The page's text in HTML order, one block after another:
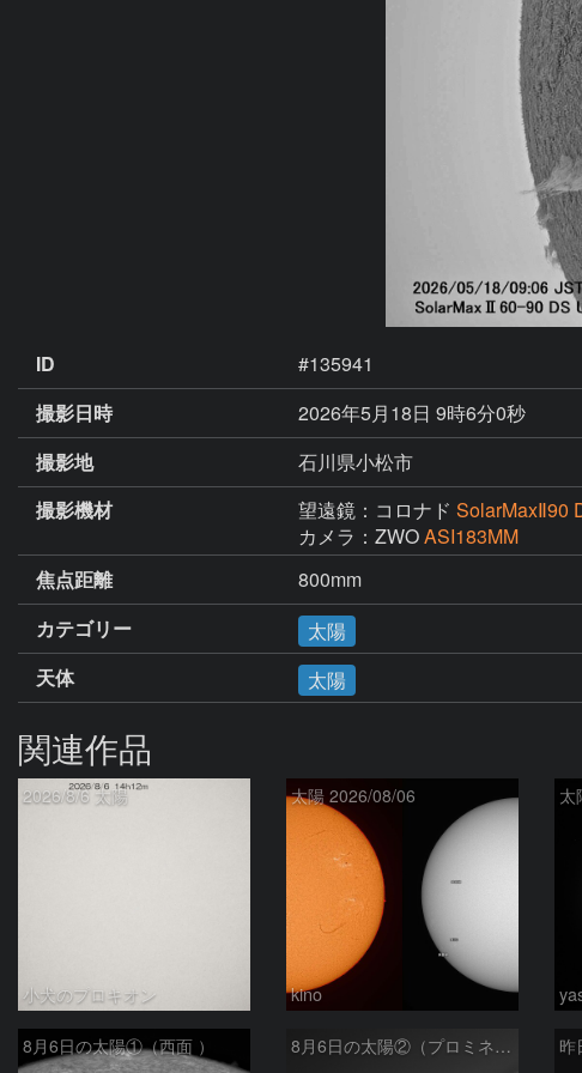
ID
#135941
撮影日時
2026年5月18日 9時6分0秒
撮影地
石川県小松市
撮影機材
望遠鏡：コロナド SolarMaxⅡ90
カメラ：ZWOASI183MM
焦点距離
800mm
カテゴリー
太陽
天体
太陽
関連作品
2026/8/6 太陽
小犬のプロキオン
太陽 2026/08/06
kino
太
8月6日の太陽①（西面 ） 8月6日の太陽②（プロミネン北東縁 ）